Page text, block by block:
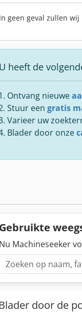
In geen geval zullen
U heeft de
Ontvang nieuwe
Stuur een gratis
Varieer uw
Blader door onze
Gebruikte
Nu Machineseeker
Blader door de